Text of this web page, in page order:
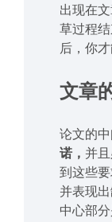
出现在
草过程
后，你
文章
论文的
诺， 并
到这些
并表现
中心部